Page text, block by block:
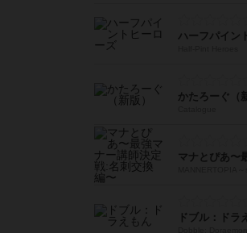
ハーフパイン
かたろーぐ（
マナとぴあ〜
ドブル：ドラ